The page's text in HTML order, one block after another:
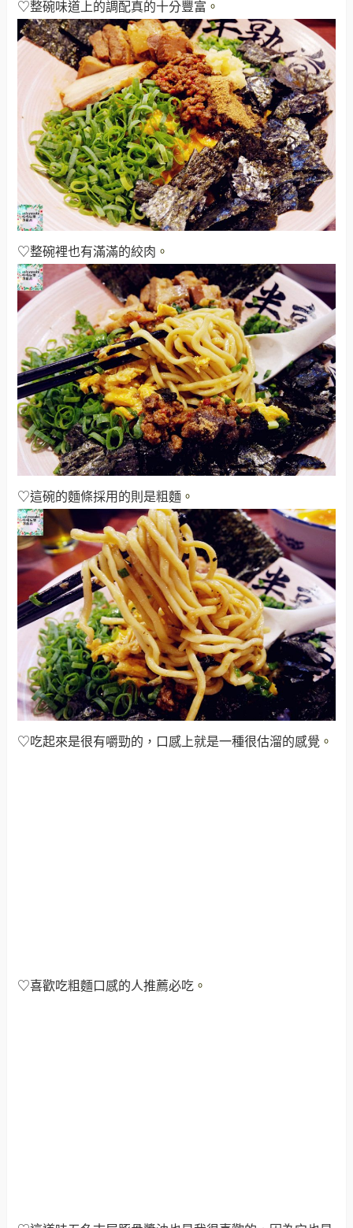
♡整碗味道上的調配真的十分豐富 。
♡整碗裡也有滿滿的絞肉 。
♡這碗的麵條採用的則是粗麵 。
♡吃起來是很有嚼勁的，口感上就是一種很估溜的感覺 。
♡喜歡吃粗麵口感的人推薦必吃 。